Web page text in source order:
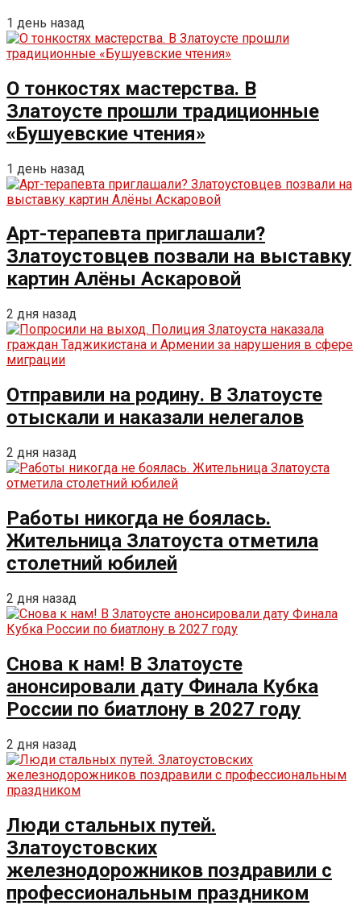
1 день назад
О тонкостях мастерства. В
Златоусте прошли традиционные
«Бушуевские чтения»
1 день назад
Арт-терапевта приглашали?
Златоустовцев позвали на выставку
картин Алёны Аскаровой
2 дня назад
Отправили на родину. В Златоусте
отыскали и наказали нелегалов
2 дня назад
Работы никогда не боялась.
Жительница Златоуста отметила
столетний юбилей
2 дня назад
Снова к нам! В Златоусте
анонсировали дату Финала Кубка
России по биатлону в 2027 году
2 дня назад
Люди стальных путей.
Златоустовских
железнодорожников поздравили с
профессиональным праздником